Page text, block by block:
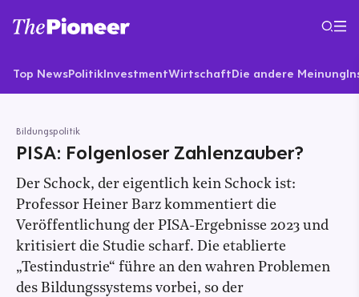
Top NewsPolitikInvestmentWirtschaftDie andere Meinung
Bildungspolitik
PISA: Folgenloser Zahlenzauber?
Der Schock, der eigentlich kein Schock ist:
Professor Heiner Barz kommentiert die
Veröffentlichung der PISA-Ergebnisse 2023 und
kritisiert die Studie scharf. Die etablierte
„Testindustrie“ führe an den wahren Problemen
des Bildungssystems vorbei, so der